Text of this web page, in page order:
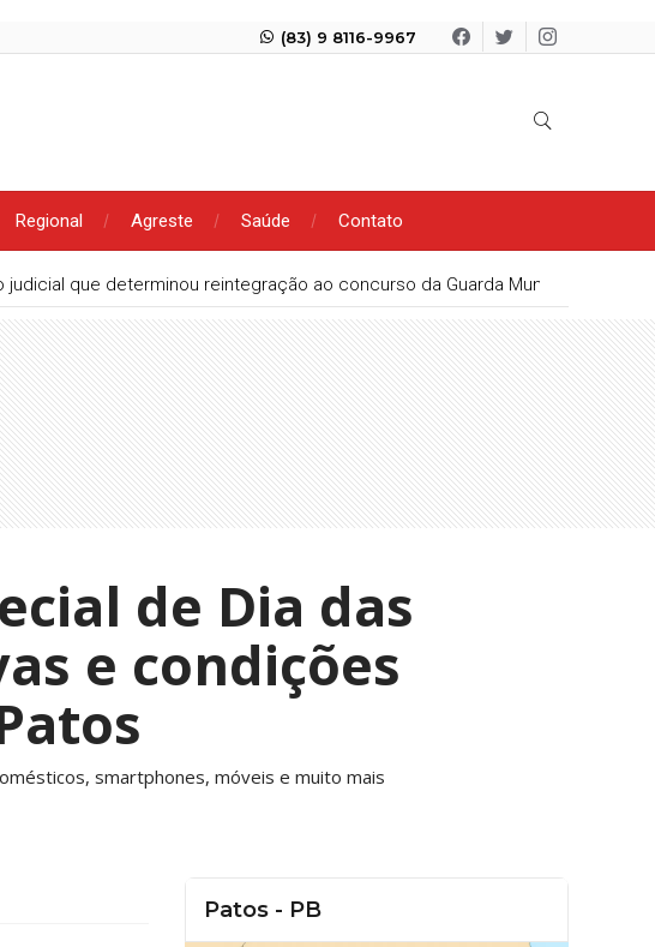
(83) 9 8116-9967
Regional Agreste Saúde Contato
que determinou reintegração ao concurso da Guarda Municipal de
de Dia das
e condições
smartphones, móveis e muito mais
Patos - PB